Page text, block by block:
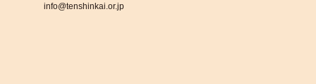
info@tenshinkai.or.jp